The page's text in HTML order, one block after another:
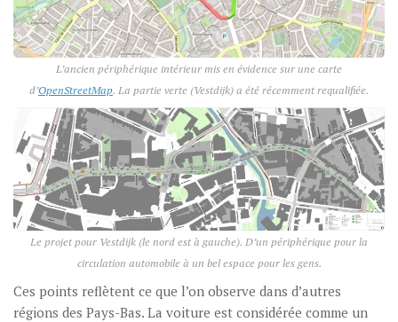
L’ancien périphérique intérieur mis en évidence sur une carte
d’OpenStreetMap. La partie verte (Vestdijk) a été récemment requalifiée.
Le projet pour Vestdijk (le nord est à gauche). D’un périphérique pour la
circulation automobile à un bel espace pour les gens.
Ces points reflètent ce que l’on observe dans d’autres
régions des Pays-Bas. La voiture est considérée comme un